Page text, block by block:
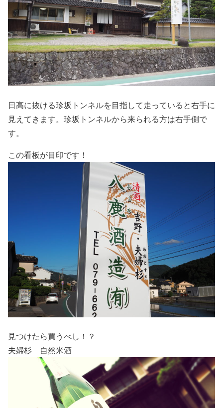
日高に抜ける珍坂トンネルを目指して走っていると右手に
見えてきます。珍坂トンネルから来られる方は右手側で
す。
この看板が目印です！
見つけたら買うべし！？
夫婦杉 自然米酒